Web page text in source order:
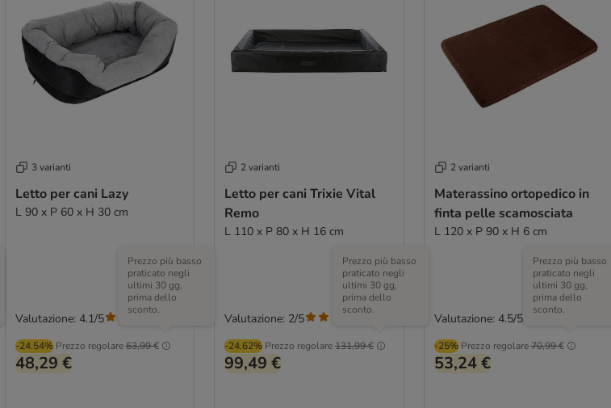
3 varianti
Letto per cani Lazy
L 90 x P 60 x H 30 cm
-24.54% Prezzo regolare63,99 €
Prezzo più basso
praticato negli
ultimi 30 gg,
prima dello
sconto.
48,29 €
Valutazione: 4.1/5
2 varianti
Letto per cani Trixie Vital
Remo
L 110 x P 80 x H 16 cm
-24.62% Prezzo regolare131,99 €
Prezzo più basso
praticato negli
ultimi 30 gg,
prima dello
sconto.
99,49 €
Valutazione: 2/5
2 varianti
Materassino ortopedico in
finta pelle scamosciata
L 120 x P 90 x H 6 cm
-25% Prezzo regolare70,99 €
Prezzo più basso
praticato negli
ultimi 30 gg,
prima dello
sconto.
53,24 €
Valutazione: 4.5/5